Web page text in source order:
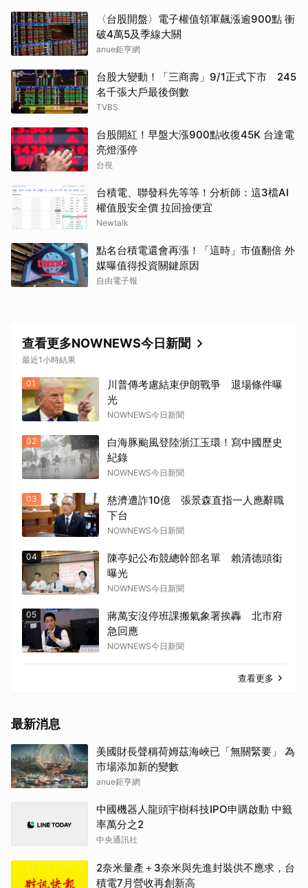
〈台股開盤〉電子權值領軍飆漲逾900點 衝
破4萬5及季線大關
anue鉅亨網
台股大變動！「三商壽」9/1正式下市 245
名千張大戶最後倒數
TVBS
台股開紅！早盤大漲900點收復45K 台達電
亮燈漲停
台視
台積電、聯發科先等等！分析師：這3檔AI
權值股安全價 拉回撿便宜
Newtalk
點名台積電還會再漲！「這時」市值翻倍 外
媒曝值得投資關鍵原因
自由電子報
查看更多NOWNEWS今日新聞
最近1小時結果
01
川普傳考慮結束伊朗戰爭 退場條件曝
光
NOWNEWS今日新聞
02
白海豚颱風登陸浙江玉環！寫中國歷史
紀錄
NOWNEWS今日新聞
03
慈濟遭詐10億 張景森直指一人應辭職
下台
NOWNEWS今日新聞
04
陳亭妃公布競總幹部名單 賴清德頭銜
曝光
NOWNEWS今日新聞
05
蔣萬安沒停班課搬氣象署挨轟 北市府
急回應
NOWNEWS今日新聞
查看更多
最新消息
美國財長聲稱荷姆茲海峽已「無關緊要」 為
市場添加新的變數
anue鉅亨網
中國機器人龍頭宇樹科技IPO申購啟動 中籤
率萬分之2
中央通訊社
2奈米量產＋3奈米與先進封裝供不應求，台
積電7月營收再創新高
取消